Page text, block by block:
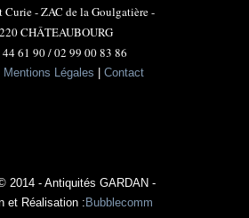
Curie -ZAC de la Goulgatière -
CHÂTEAUBOURG
61 90 / 02 99 00 83 86
Mentions Légales Contact
2014 - Antiquités GARDAN -
et Réalisation : Bubblecomm